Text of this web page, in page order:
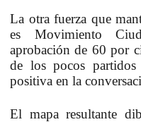
La otra fuerza que
es Movimiento
aprobación de 60 por
de los pocos partidos
positiva en la
El mapa resultante